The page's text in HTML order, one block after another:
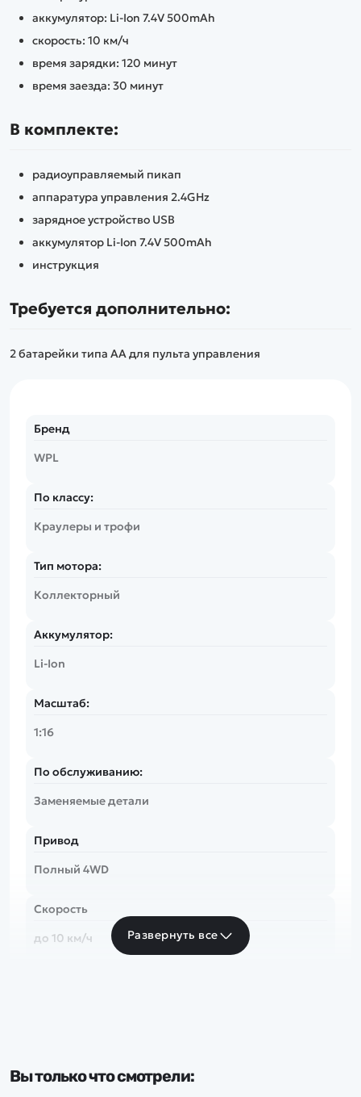
аккумулятор: Li-Ion 7.4V 500mAh
скорость: 10 км/ч
время зарядки: 120 минут
время заезда: 30 минут
В комплекте:
радиоуправляемый пикап
аппаратура управления 2.4GHz
зарядное устройство USB
аккумулятор Li-Ion 7.4V 500mAh
инструкция
Требуется дополнительно:
2 батарейки типа AA для пульта управления
Бренд
WPL
По классу:
Краулеры и трофи
Тип мотора:
Коллекторный
Аккумулятор:
Li-Ion
Масштаб:
1:16
По обслуживанию:
Заменяемые детали
Привод
Полный 4WD
Скорость
до 10 км/ч
RTR
Развернуть все
Вы только что смотрели: